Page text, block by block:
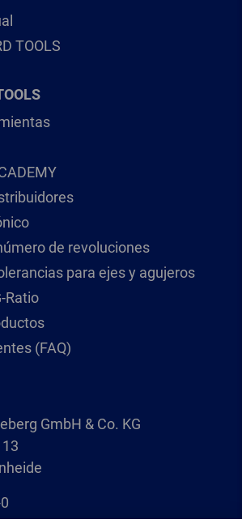
TOOLS
de revoluciones
para ejes y agujeros
Ratio
(FAQ)
GmbH & Co. KG